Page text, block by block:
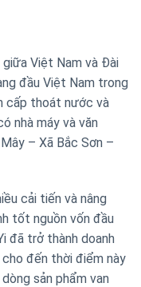
Việt Nam và Đài
đầu Việt Nam trong
cấp thoát nước và
nhà máy và văn
– Xã Bắc Sơn –
cải tiến và nâng
tốt nguồn vốn đầu
đã trở thành doanh
đến thời điểm này
sản phẩm van